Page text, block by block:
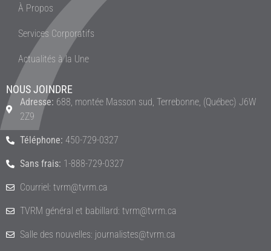
À Propos
Services Corporatifs
Actualités à la Une
NOUS JOINDRE
Adresse: 688, montée Masson sud, Terrebonne, (Québec) J6W
2Z9
Téléphone: 450-729-0327
Sans frais: 1-888-729-0327
Courriel: tvrm@tvrm.ca
TVRM général et babillard: tvrm@tvrm.ca
Salle des nouvelles: journalistes@tvrm.ca